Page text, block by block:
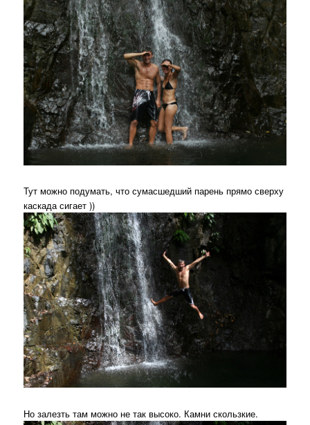
Тут можно подумать, что сумасшедший парень прямо сверху
каскада сигает ))
Но залезть там можно не так высоко. Камни скользкие.